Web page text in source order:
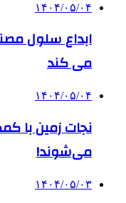
۱۴۰۴/۰۵/۰۴
ابداع سلول
می کند
۱۴۰۴/۰۵/۰۴
نجات زمین با
می‌شوند!
۱۴۰۴/۰۵/۰۳